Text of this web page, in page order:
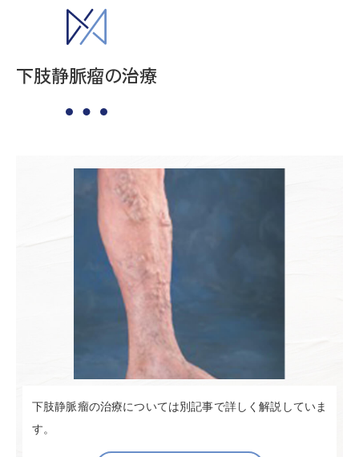
下肢静脈瘤の治療
下肢静脈瘤の治療については別記事で詳しく解説していま
す。